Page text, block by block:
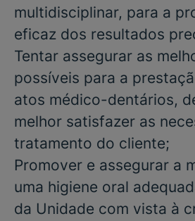
multidisciplinar, para a
eficaz dos resultados
Tentar assegurar as
possíveis para a
atos médico-dentários,
melhor satisfazer as
tratamento do cliente;
Promover e assegurar a
uma higiene oral
da Unidade com vista à